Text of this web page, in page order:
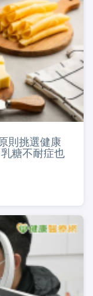
則挑選健康
糖不耐症也